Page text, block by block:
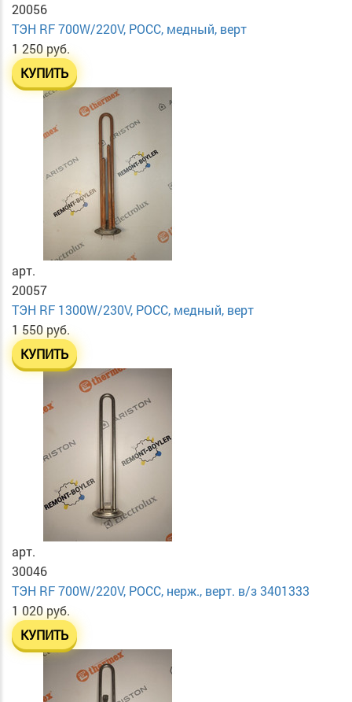
20056
ТЭН RF 700W/220V, РОСС, медный, верт
1 250 руб.
КУПИТЬ
арт.
20057
ТЭН RF 1300W/230V, РОСС, медный, верт
1 550 руб.
КУПИТЬ
арт.
30046
ТЭН RF 700W/220V, РОСС, нерж., верт. в/з 3401333
1 020 руб.
КУПИТЬ